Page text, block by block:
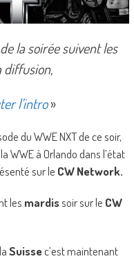
la soirée suivent les
diffusion,
l’intro»
du WWE NXT de ce soir,
WWE à Orlando dans l’état
sur le CW Network.
les mardissoir sur le CW
Suissec’est maintenant